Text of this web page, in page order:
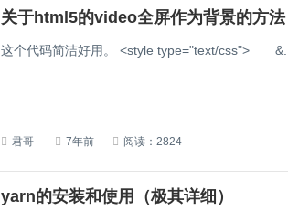
关于html5的video全屏作为背景的方法
这个代码简洁好用。 <style type="text/css"> &...
君哥 7年前 阅读：2824
yarn的安装和使用（极其详细）